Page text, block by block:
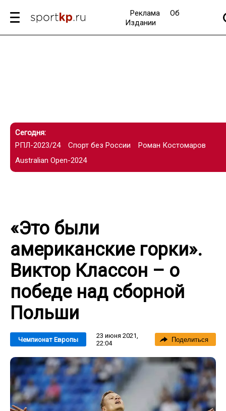
Реклама
Об
Издании
Сегодня:
РПЛ-2023/24
Спорт без России
Роман Костомаров
Australian Open-2024
«Это были
американские горки».
Виктор Классон – о
победе над сборной
Польши
Чемпионат Европы
23 июня 2021,
22:04
Поделиться